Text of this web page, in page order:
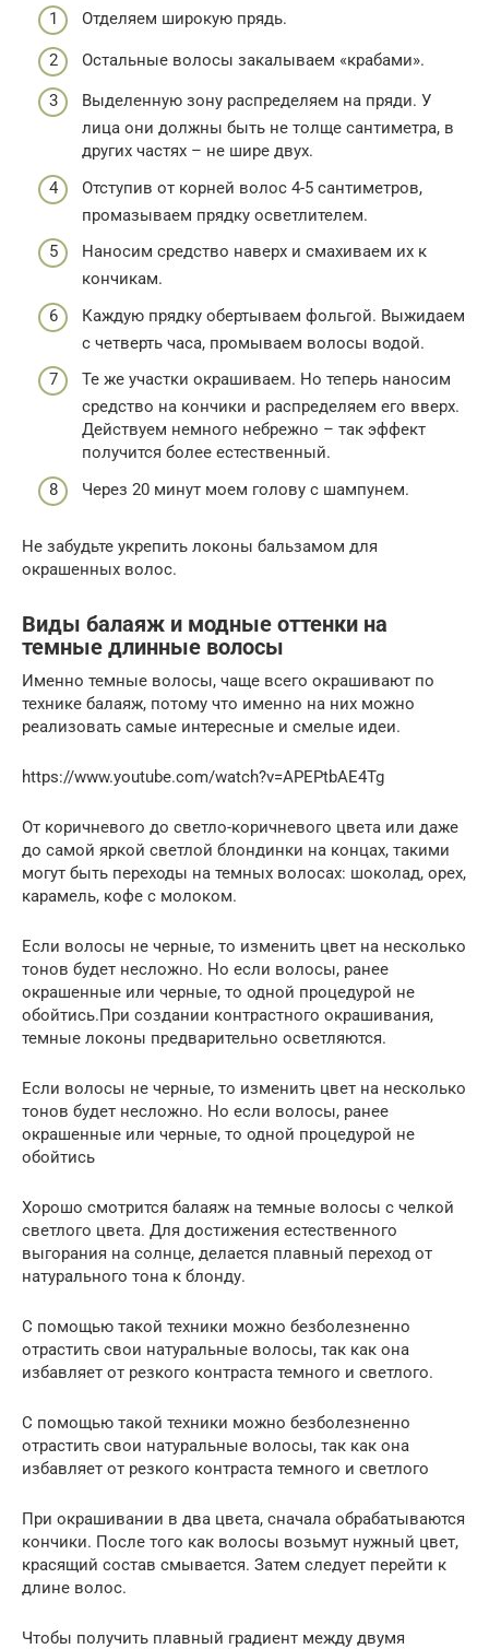
Отделяем широкую прядь.
Остальные волосы закалываем «крабами».
Выделенную зону распределяем на пряди. У
лица они должны быть не толще сантиметра, в
других частях – не шире двух.
Отступив от корней волос 4-5 сантиметров,
промазываем прядку осветлителем.
Наносим средство наверх и смахиваем их к
кончикам.
Каждую прядку обертываем фольгой. Выжидаем
с четверть часа, промываем волосы водой.
Те же участки окрашиваем. Но теперь наносим
средство на кончики и распределяем его вверх.
Действуем немного небрежно – так эффект
получится более естественный.
Через 20 минут моем голову с шампунем.
Не забудьте укрепить локоны бальзамом для
окрашенных волос.
Виды балаяж и модные оттенки на
темные длинные волосы
Именно темные волосы, чаще всего окрашивают по
технике балаяж, потому что именно на них можно
реализовать самые интересные и смелые идеи.
https://www.youtube.com/watch?v=APEPtbAE4Tg
От коричневого до светло-коричневого цвета или даже
до самой яркой светлой блондинки на концах, такими
могут быть переходы на темных волосах: шоколад, орех,
карамель, кофе с молоком.
Если волосы не черные, то изменить цвет на несколько
тонов будет несложно. Но если волосы, ранее
окрашенные или черные, то одной процедурой не
обойтись.При создании контрастного окрашивания,
темные локоны предварительно осветляются.
Если волосы не черные, то изменить цвет на несколько
тонов будет несложно. Но если волосы, ранее
окрашенные или черные, то одной процедурой не
обойтись
Хорошо смотрится балаяж на темные волосы с челкой
светлого цвета. Для достижения естественного
выгорания на солнце, делается плавный переход от
натурального тона к блонду.
С помощью такой техники можно безболезненно
отрастить свои натуральные волосы, так как она
избавляет от резкого контраста темного и светлого.
С помощью такой техники можно безболезненно
отрастить свои натуральные волосы, так как она
избавляет от резкого контраста темного и светлого
При окрашивании в два цвета, сначала обрабатываются
кончики. После того как волосы возьмут нужный цвет,
красящий состав смывается. Затем следует перейти к
длине волос.
Чтобы получить плавный градиент между двумя